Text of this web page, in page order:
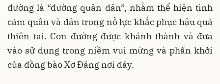
đường là “đường quân dân”, nhằm thể hiện tình
cảm quân và dân trong nỗ lực khắc phục hậu quả
thiên tai. Con đường được khánh thành và đưa
vào sử dụng trong niềm vui mừng và phấn khởi
của đồng bào Xơ Đăng nơi đây.